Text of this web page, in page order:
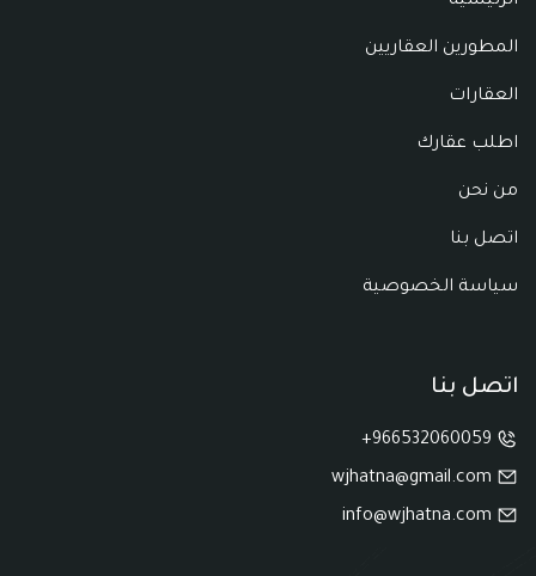
المطورين العقاريين
العقارات
اطلب عقارك
من نحن
اتصل بنا
سياسة الخصوصية
اتصل بنا